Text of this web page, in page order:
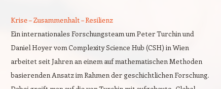
Krise – Zusammenhalt – Resilienz
Ein internationales Forschungsteam um Peter Turchin und
Daniel Hoyer vom Complexity Science Hub (CSH) in Wien
arbeitet seit Jahren an einem auf mathematischen Methoden
basierenden Ansatz im Rahmen der geschichtlichen Forschung.